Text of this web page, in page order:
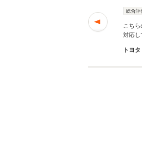
総合評
こち
対応
トヨ